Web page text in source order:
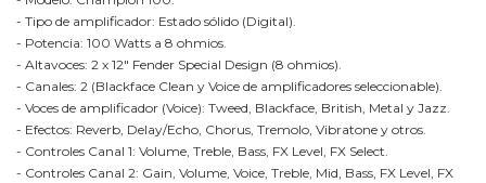
- Tipo de amplificador: Estado sólido (Digital).
- Potencia: 100 Watts a 8 ohmios.
- Altavoces: 2 x 12" Fender Special Design (8 ohmios).
- Canales: 2 (Blackface Clean y Voice de amplificadores seleccionable).
- Voces de amplificador (Voice): Tweed, Blackface, British, Metal y Jazz.
- Efectos: Reverb, Delay/Echo, Chorus, Tremolo, Vibratone y otros.
- Controles Canal 1: Volume, Treble, Bass, FX Level, FX Select.
- Controles Canal 2: Gain, Volume, Voice, Treble, Mid, Bass, FX Level, FX